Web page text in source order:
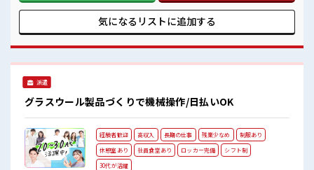
く環境が整っています！ イチからスキルUP・ステップUP目
指していきましょう！ ≪自分に向いている仕事が探せる≫ 困
った事などがあれば、 担当がしっかりサポートします！ ■職
ームな環境☆ ≪20代の方が多数活躍中の職場≫ 仕事の合間の
息抜きは休憩室で♪ 程よく残業あり！
気になるリストに追加する
派遣
グラスウール製品づくりで機械操作/日払いOK
経験者歓迎 高収入 長期の仕事 残業少なめ
制服あり
休憩室あり
社員食堂あり ロッカー完備
シフト制
30代が活躍